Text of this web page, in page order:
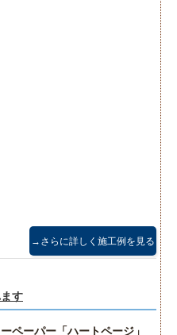
→さらに詳しく施工例を見る
す
ペーパー「ハートページ」